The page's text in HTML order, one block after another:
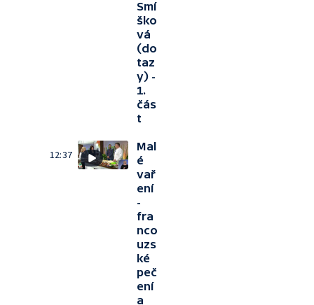
Smí
ško
vá
(do
taz
y) -
1.
čás
t
12:37
Mal
é
vař
ení
-
fra
nco
uzs
ké
peč
ení
a